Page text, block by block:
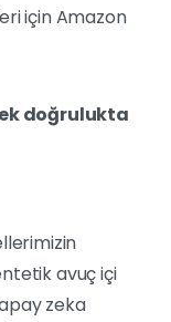
için Amazon
doğrulukta
avuç içi
zeka